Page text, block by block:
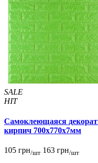
Самоклеющаяся 3D
109 грн/шт 160 грн /шт
Купить В закладки
SALE
HIT
Самоклеющаяся
кирпич 700x770x7мм
105 грн/шт 163 грн/шт